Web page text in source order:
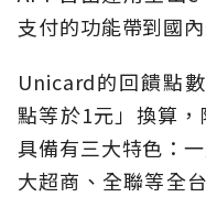
支付的功能帶到國
Unicard的回饋點
點等於1元」換算
具備有三大特色：
大超商、全聯等全